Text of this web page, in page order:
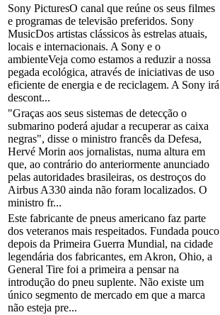
Sony PicturesO canal que reúne os seus filmes
e programas de televisão preferidos. Sony
MusicDos artistas clássicos às estrelas atuais,
locais e internacionais. A Sony e o
ambienteVeja como estamos a reduzir a nossa
pegada ecológica, através de iniciativas de uso
eficiente de energia e de reciclagem. A Sony irá
descont...
"Graças aos seus sistemas de detecção o
submarino poderá ajudar a recuperar as caixa
negras", disse o ministro francês da Defesa,
Hervé Morin aos jornalistas, numa altura em
que, ao contrário do anteriormente anunciado
pelas autoridades brasileiras, os destroços do
Airbus A330 ainda não foram localizados. O
ministro fr...
Este fabricante de pneus americano faz parte
dos veteranos mais respeitados. Fundada pouco
depois da Primeira Guerra Mundial, na cidade
legendária dos fabricantes, em Akron, Ohio, a
General Tire foi a primeira a pensar na
introdução do pneu suplente. Não existe um
único segmento de mercado em que a marca
não esteja pre...